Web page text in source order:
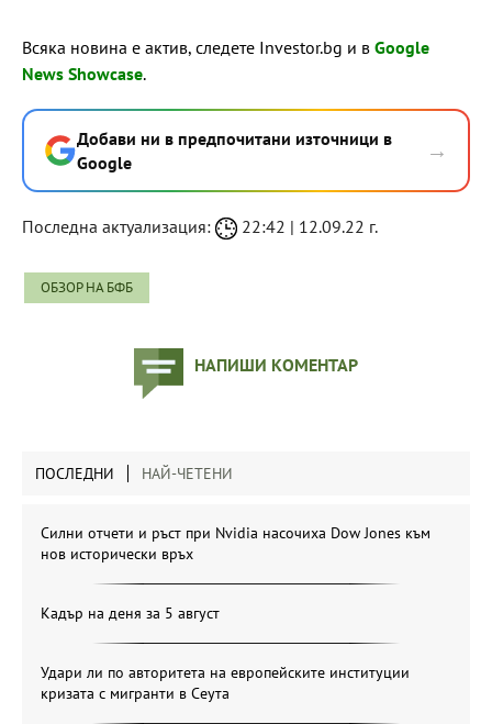
Всяка новина е актив, следете Investor.bg и в Google
News Showcase.
Добави ни в предпочитани източници в
Google
→
Последна актуализация: 22:42 | 12.09.22 г.
ОБЗОР НА БФБ
НАПИШИ КОМЕНТАР
ПОСЛЕДНИ НАЙ-ЧЕТЕНИ
Силни отчети и ръст при Nvidia насочиха Dow Jones към
нов исторически връх
Кадър на деня за 5 август
Удари ли по авторитета на европейските институции
кризата с мигранти в Сеута